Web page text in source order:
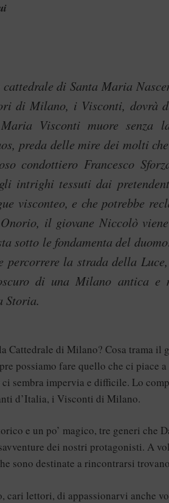
di Santa Maria
di Milano, i Visconti, dovrà
Visconti muore
preda delle mire dei molti
condottiero Francesco
intrighi tessuti dai
visconteo, e che potrebbe
il giovane Niccolò
sotto le fondamenta del
percorrere la strada della
di una Milano antica e
Storia.
Cattedrale di Milano? Cosa trama
possiamo fare quello che ci piace
ci sembra impervia e difficile. Lo
d’Italia, i Visconti di Milano.
e un po’ magico, tre generi che
dei nostri protagonisti. A
sono destinate a rincontrarsi
cari lettori, di appassionarvi anche